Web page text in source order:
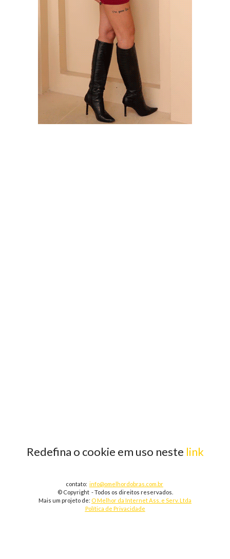
Redefina o cookie em uso neste link
contato: info@omelhordobras.com.br
© Copyright - Todos os direitos reservados.
Mais um projeto de: O Melhor da Internet Ass. e Serv. Ltda
Política de Privacidade